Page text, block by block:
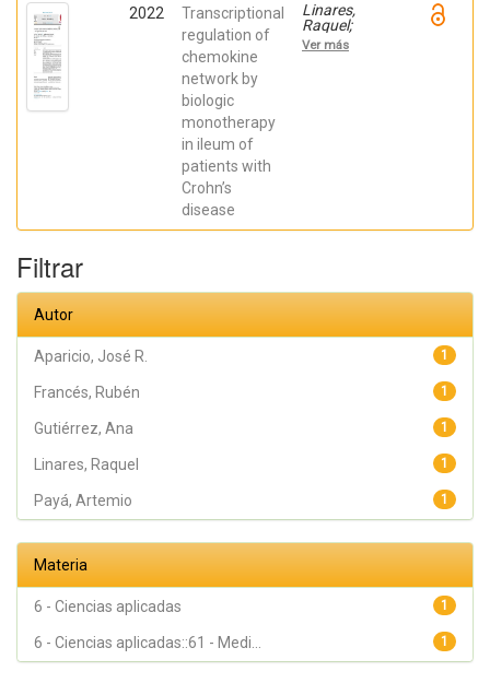
2022
Transcriptional
regulation of
chemokine
network by
biologic
monotherapy
in ileum of
patients with
Crohn’s
disease
Linares,
Raquel;
Gutiérrez,
Ana;
Ver más
Filtrar
Autor
1
Aparicio, José R.
1
Francés, Rubén
1
Gutiérrez, Ana
1
Linares, Raquel
1
Payá, Artemio
Materia
1
6 - Ciencias aplicadas
1
6 - Ciencias aplicadas::61 - Medi...